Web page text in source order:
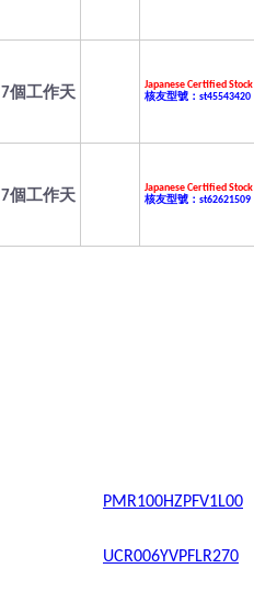
7個工作天
Japanese Certified Stock
核友型號：st45543420
7個工作天
Japanese Certified Stock
核友型號：st62621509
PMR100HZPFV1L00
UCR006YVPFLR270